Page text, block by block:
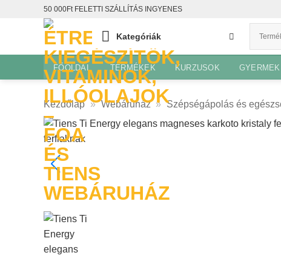
50 000Ft FELETTI SZÁLLÍTÁS INGYENES
Kategóriák
FŐOLDAL TERMÉKEK KURZUSOK
Kezdőlap » Webáruház » Szépségápolás és